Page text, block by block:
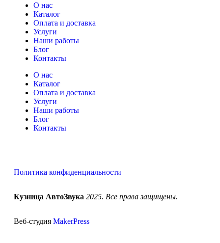
О нас
Каталог
Оплата и доставка
Услуги
Наши работы
Блог
Контакты
О нас
Каталог
Оплата и доставка
Услуги
Наши работы
Блог
Контакты
Политика конфиденциальности
Кузница АвтоЗвука 2025. Все права защищены.
Веб-студия MakerPress